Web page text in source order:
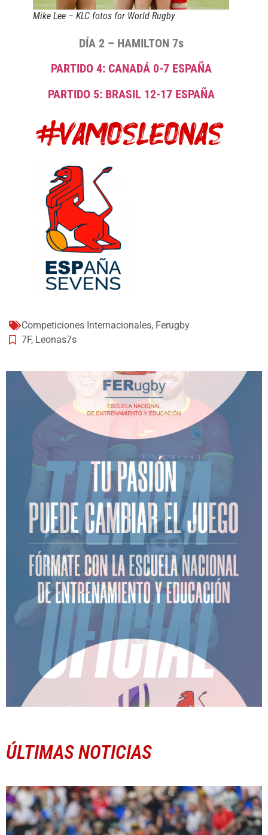
Mike Lee – KLC fotos for World Rugby
DÍA 2 – HAMILTON 7s
PARTIDO 4: CANADÁ 0-7 ESPAÑA
PARTIDO 5: BRASIL 12-17 ESPAÑA
Competiciones Internacionales, Ferugby
7F, Leonas7s
ÚLTIMAS NOTICIAS